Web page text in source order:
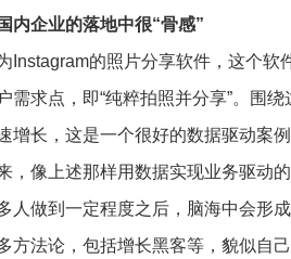
内企业的落地中很“骨感”
Instagram的照片分享软件，这个
需求点，即“纯粹拍照并分享”。围
增长，这是一个很好的数据驱动案
，像上述那样用数据实现业务驱动的
人做到一定程度之后，脑海中会形
方法论，包括增长黑客等，貌似自